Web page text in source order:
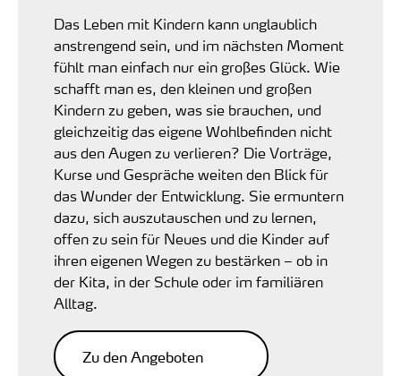
Das Leben mit Kindern kann unglaublich
anstrengend sein, und im nächsten Moment
fühlt man einfach nur ein großes Glück. Wie
schafft man es, den kleinen und großen
Kindern zu geben, was sie brauchen, und
gleichzeitig das eigene Wohlbefinden nicht
aus den Augen zu verlieren? Die Vorträge,
Kurse und Gespräche weiten den Blick für
das Wunder der Entwicklung. Sie ermuntern
dazu, sich auszutauschen und zu lernen,
offen zu sein für Neues und die Kinder auf
ihren eigenen Wegen zu bestärken – ob in
der Kita, in der Schule oder im familiären
Alltag.
Zu den Angeboten